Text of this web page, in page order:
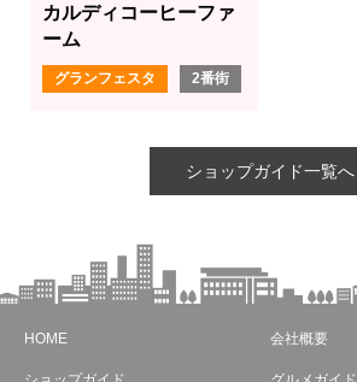
カルディコーヒーファ
ーム
グランフェスタ 2番街
ショップガイド一覧へ
HOME 会社概要